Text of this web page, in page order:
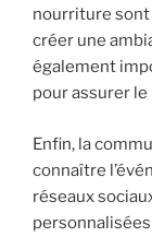
nourriture sont
créer une
également
pour assurer
Enfin, la
connaître
réseaux